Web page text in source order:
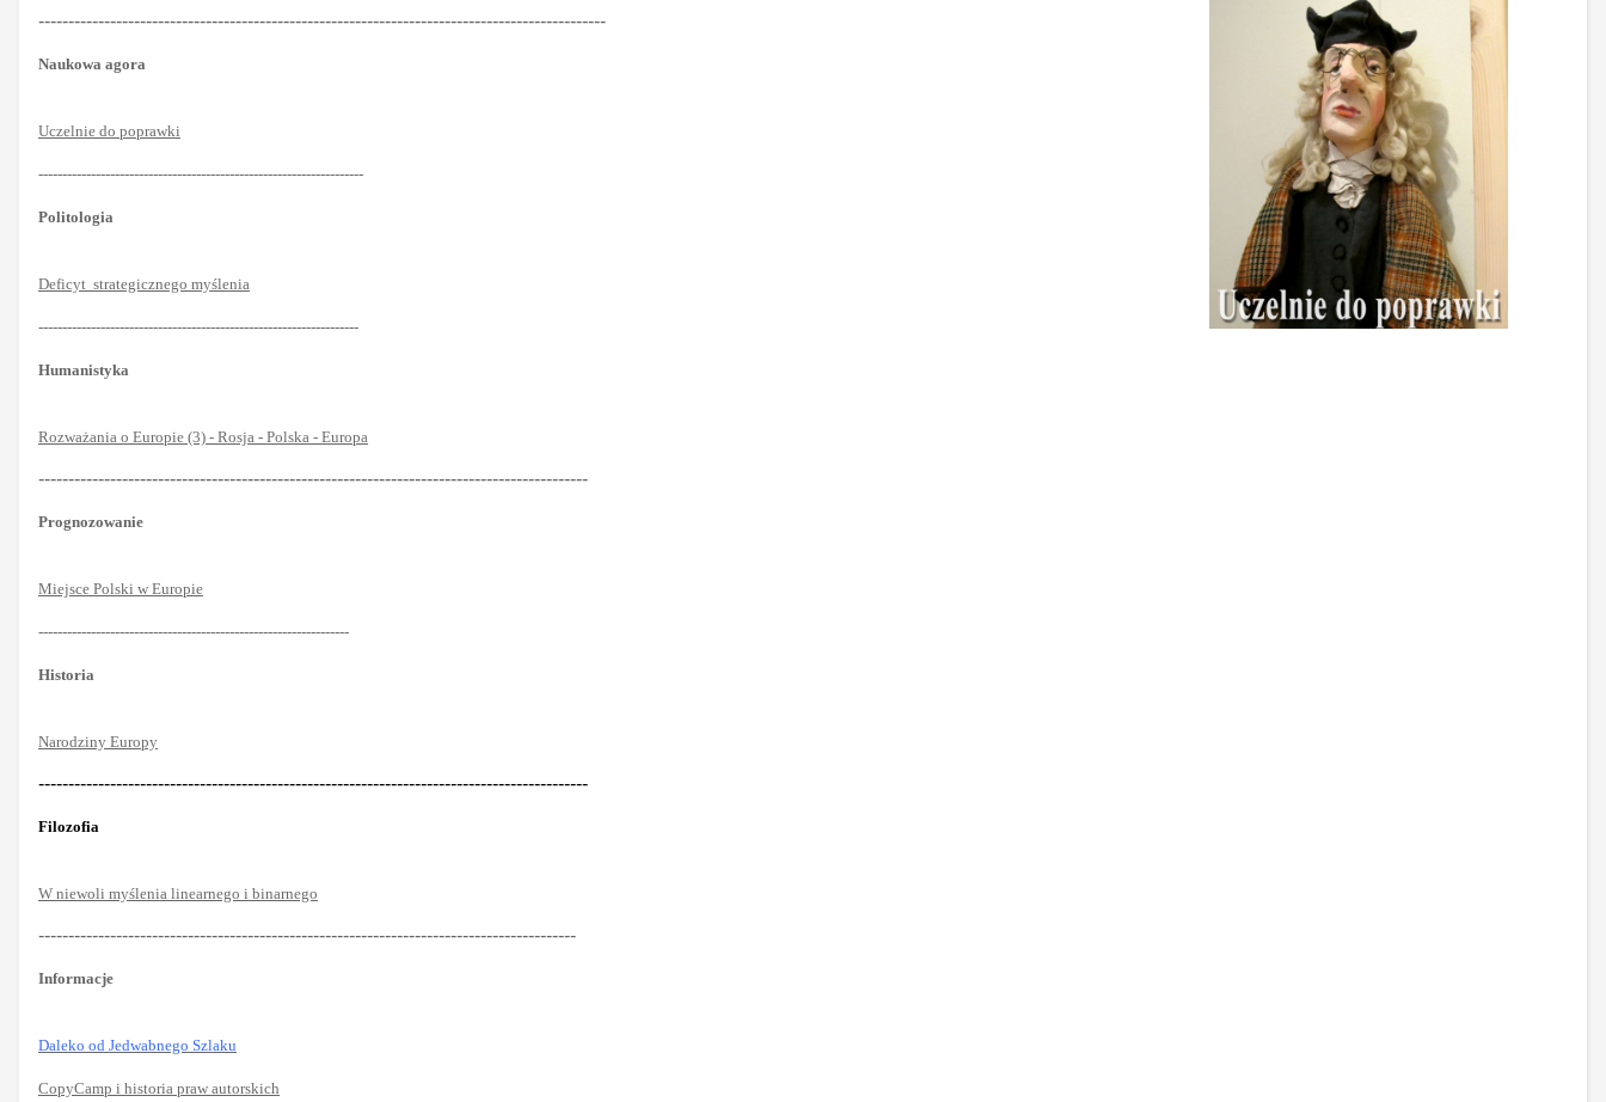
-----------------------------------------------------------------------------------------------
Naukowa agora
Uczelnie do poprawki
--------------------------------------------------------------------
Politologia
Deficyt strategicznego myślenia
-------------------------------------------------------------------
Humanistyka
Rozważania o Europie (3) - Rosja - Polska - Europa
--------------------------------------------------------------------------------------------
Prognozowanie
Miejsce Polski w Europie
-----------------------------------------------------------------
Historia
Narodziny Europy
--------------------------------------------------------------------------------------------
Filozofia
W niewoli myślenia linearnego i binarnego
------------------------------------------------------------------------------------------
Informacje
Daleko od Jedwabnego Szlaku
CopyCamp i historia praw autorskich